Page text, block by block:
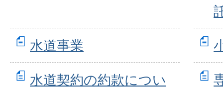
水道事業
水道契約の約款につい